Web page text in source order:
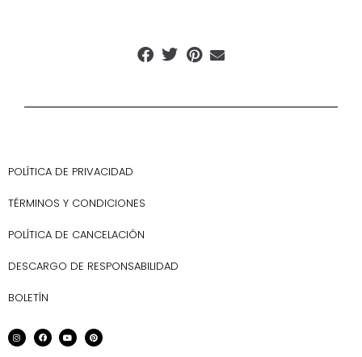
POLÍTICA DE PRIVACIDAD
TÉRMINOS Y CONDICIONES
POLÍTICA DE CANCELACIÓN
DESCARGO DE RESPONSABILIDAD
BOLETÍN